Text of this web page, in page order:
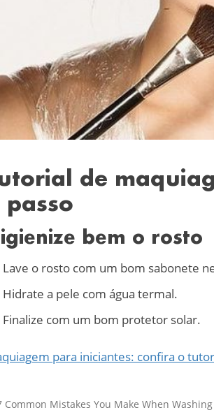
de
passo
bem o rosto
Lave o rosto com um bom sabonete
Hidrate a pele com água termal.
Finalize com um bom protetor solar.
para iniciantes: confira o